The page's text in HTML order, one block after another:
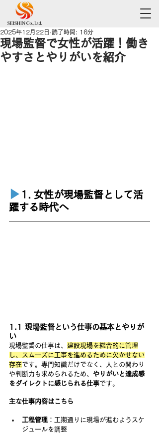
現場監督で女性が活躍！働き
やすさとやりがいを紹介
2025年12月22日 読了時間: 16分
▶︎ 1. 女性が現場監督として活
躍する時代へ
1.1 現場監督という仕事の基本とやりが
い
現場監督の仕事は、 建設現場を総合的に管理
し、スムーズに工事を進めるために欠かせない
存在です。専門知識だけでなく、人との関わり
や判断力も求められるため、 やりがいと達成感
をダイレクトに感じられる仕事です。
主な仕事内容はこちら
工程管理 ：工期通りに現場が進むようスケ
ジュールを調整